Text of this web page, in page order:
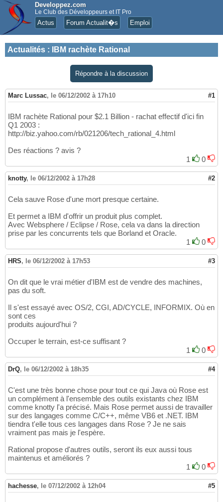
Developpez.com
Le Club des Développeurs et IT Pro
Actus Forum Actualit�s Emploi
Actualités : IBM rachète Rational
Répondre à la discussion
Marc Lussac, le 06/12/2002 à 17h10 #1
IBM rachète Rational pour $2.1 Billion - rachat effectif d'ici fin
Q1 2003 :
http://biz.yahoo.com/rb/021206/tech_rational_4.html
Des réactions ? avis ?
1
0
knotty, le 06/12/2002 à 17h28 #2
Cela sauve Rose d'une mort presque certaine.
Et permet a IBM d'offrir un produit plus complet.
Avec Websphere / Eclipse / Rose, cela va dans la direction
prise par les concurrents tels que Borland et Oracle.
1
0
HRS, le 06/12/2002 à 17h53 #3
On dit que le vrai métier d'IBM est de vendre des machines,
pas du soft.
Il s'est essayé avec OS/2, CGI, AD/CYCLE, INFORMIX. Où en
sont ces
produits aujourd'hui ?
Occuper le terrain, est-ce suffisant ?
1
0
DrQ, le 06/12/2002 à 18h35 #4
C'est une très bonne chose pour tout ce qui Java où Rose est
un complément à l'ensemble des outils existants chez IBM
comme knotty l'a précisé. Mais Rose permet aussi de travailler
sur des langages comme C/C++, même VB6 et .NET. IBM
tiendra t'elle tous ces langages dans Rose ? Je ne sais
vraiment pas mais je l'espère.
Rational propose d'autres outils, seront ils eux aussi tous
maintenus et améliorés ?
1
0
hachesse, le 07/12/2002 à 12h04 #5